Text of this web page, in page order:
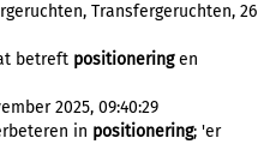
Transfergeruchten, 26
betreft positioneringen
2025, 09:40:29
in positionering; 'er